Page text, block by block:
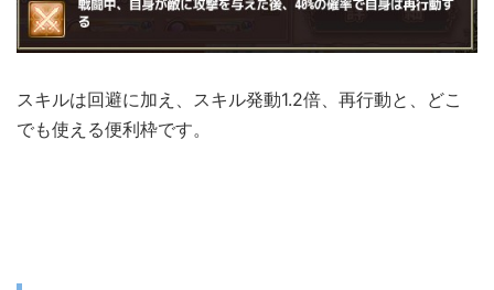
スキルは回避に加え、スキル発動1.2倍、再行動と、どこ
でも使える便利枠です。